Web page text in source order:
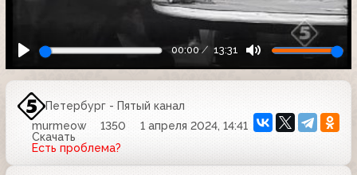
00:00 13:31
Петербург - Пятый канал
murmeow
1350
1 апреля 2024, 14:41
Скачать
Есть проблема?